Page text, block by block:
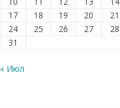
17
18 19 20 21
24
25 26 27 28
31
« Июл